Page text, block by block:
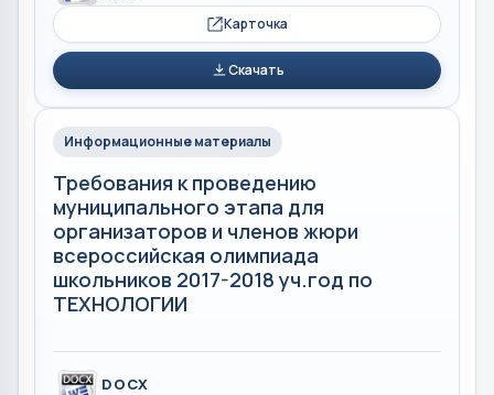
Карточка
Скачать
Информационные материалы
Требования к проведению
муниципального этапа для
организаторов и членов жюри
всероссийская олимпиада
школьников 2017-2018 уч.год по
ТЕХНОЛОГИИ
DOCX